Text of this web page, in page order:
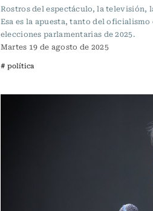
Rostros del espectáculo, la televisión,
Esa es la apuesta, tanto del
elecciones parlamentarias de 2025.
Martes 19 de agosto de 2025
# política